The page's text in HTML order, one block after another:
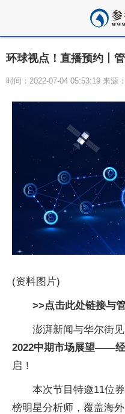
环球视点！直播预约丨
时间：2022-07-04 05:53:19 来源
(资料图片)
>>点击此处链接与
澎湃新闻与华尔街
2022中期市场展望——
启！
本次节目特邀11位
榜明星分析师，覆盖海